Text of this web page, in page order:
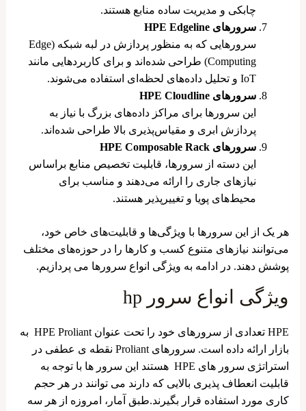
چابکی و مدیریت ساده منابع هستند.
سرورهای HPE Edgeline
سرورهایی که به منظور پردازش در لبه شبکه (Edge
Computing) طراحی شده‌اند و برای کاربردهایی مانند
IoT و تحلیل داده‌های لحظه‌ای استفاده می‌شوند.
سرورهای HPE Cloudline
این سرورها برای مراکز داده‌های بزرگ با نیاز به
پردازش ابری و مقیاس‌پذیری بالا طراحی شده‌اند.
سرورهای HPE Composable Rack
این دسته از سرورها، قابلیت تخصیص منابع براساس
نیازهای جاری را ارائه می‌دهند و مناسب برای
محیط‌های پویا و تغییرپذیر هستند.
هر یک از این سرورها با ویژگی‌ها و قابلیت‌های خاص خود،
می‌توانند نیازهای متنوع کسب‌ و کارها را در حوزه‌های مختلف
پوشش دهند. در ادامه به ویژگی انواع سرورها می پردازیم.
ویژگی انواع سرور hp
HPE تعدادی از سرورهای خود را تحت عنوان HPE Proliant به
بازار ارائه داده است. سرورهای Proliant نقطه ی عطفی در
استراتژی سرور های HPE هستند این سرور ها با توجه به
قابلیت انعطاف پذیری بالایی که دارند می توانند در هر حجم
کاری مورد استفاده قرار بگیرند.طبق آمار، امروزه از هر سه